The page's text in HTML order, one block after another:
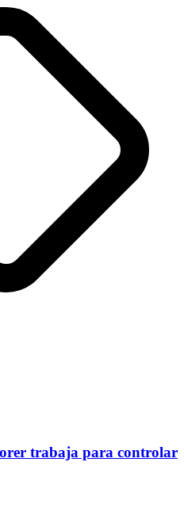
trabaja para controlar